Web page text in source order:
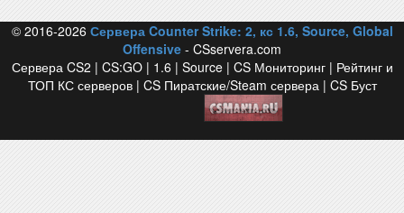
© 2016-2026 Сервера Counter Strike: 2, кс 1.6, Source, Global
Offensive - CSservera.com
Сервера CS2 | CS:GO | 1.6 | Source | CS Мониторинг | Рейтинг и
ТОП КС серверов | CS Пиратские/Steam сервера | CS Буст